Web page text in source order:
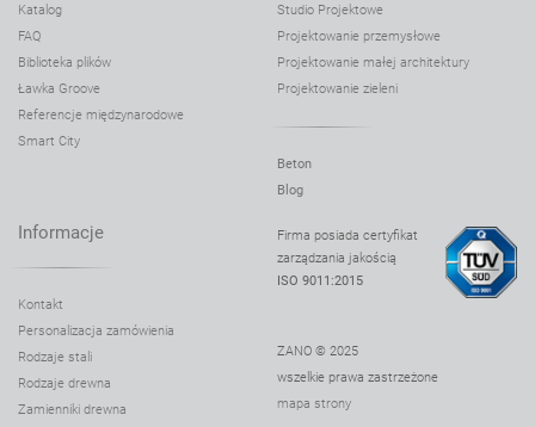
Katalog
FAQ
Biblioteka plików
Ławka Groove
Referencje międzynarodowe
Smart City
Studio Projektowe
Projektowanie przemysłowe
Projektowanie małej architektury
Projektowanie zieleni
Beton
Blog
Informacje
Kontakt
Personalizacja zamówienia
Rodzaje stali
Rodzaje drewna
Zamienniki drewna
Firma posiada certyfikat
zarządzania jakością
ISO 9011:2015
ZANO © 2025
wszelkie prawa zastrzeżone
mapa strony